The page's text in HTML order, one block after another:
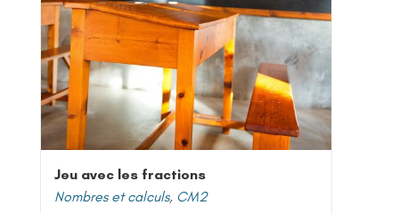
Jeu avec les fractions
Nombres et calculs, CM2